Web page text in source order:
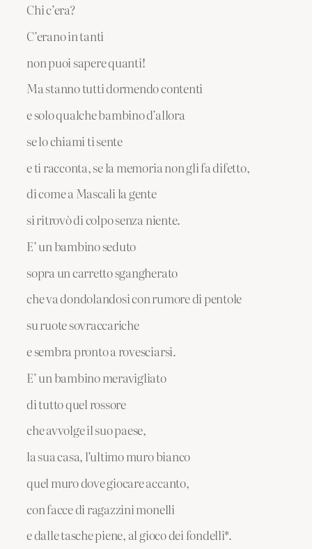
Chi c’era?
C’erano in tanti
non puoi sapere quanti!
Ma stanno tutti dormendo contenti
e solo qualche bambino d’allora
se lo chiami ti sente
e ti racconta, se la memoria non gli fa difetto,
di come a Mascali la gente
si ritrovò di colpo senza niente.
E’ un bambino seduto
sopra un carretto sgangherato
che va dondolandosi con rumore di pentole
su ruote sovraccariche
e sembra pronto a rovesciarsi.
E’ un bambino meravigliato
di tutto quel rossore
che avvolge il suo paese,
la sua casa, l’ultimo muro bianco
quel muro dove giocare accanto,
con facce di ragazzini monelli
e dalle tasche piene, al gioco dei fondelli*.